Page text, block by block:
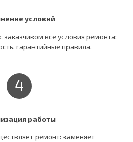
условий
все условия ремонта:
гарантийные правила.
4
работы
ремонт: заменяет